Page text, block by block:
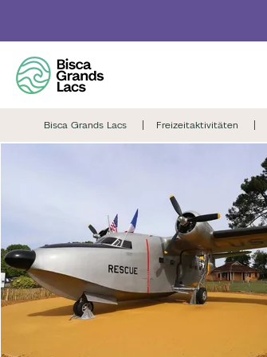
main
content
Bisca Grands Lacs Freizeitaktivitäten